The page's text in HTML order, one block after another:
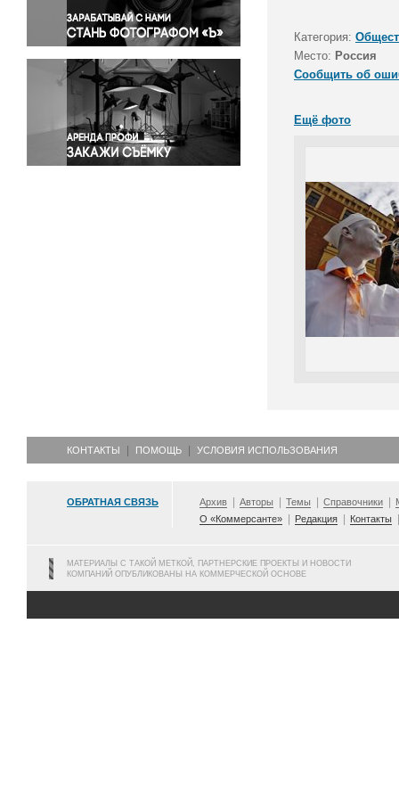
Происшествия и конфликты
Религия
Светская жизнь
Спорт
Экология
Экономика и бизнес
Категория:
Место: Россия
Сообщить об
Ещё фото
КОНТАКТЫ ПОМОЩЬ УСЛОВИЯ ИСПОЛЬЗОВАНИЯ
ОБРАТНАЯ СВЯЗЬ Архив Авторы Темы Справочники
О «Коммерсанте»
Редакция Контакты
МАТЕРИАЛЫ С ТАКОЙ МЕТКОЙ, ПАРТНЕРСКИЕ ПРОЕКТЫ И НОВОСТИ
КОМПАНИЙ ОПУБЛИКОВАНЫ НА КОММЕРЧЕСКОЙ ОСНОВЕ